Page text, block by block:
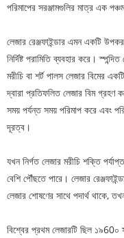
পরিমাপের সরঞ্জামগুলির মাত্র এক
লেজার রেঞ্জফাইন্ডার এমন একটি
নির্দিষ্ট পরামিতি ব্যবহার করে।
মরীচি বা শর্ট পালস লেজার বিমের
দ্বারা প্রতিফলিত লেজার বিম গ্রহণ
সময় পর্যন্ত সময় পরিমাপ করে এবং
দূরত্ব।
যখন নির্গত লেজার মরীচি শক্তি
বেশি পৌঁছতে পারে। লেজার
লেজার শোষণের সাথে পদার্থ থাকে,
বিশ্বের প্রথম লেজারটি ছিল ১৯60০